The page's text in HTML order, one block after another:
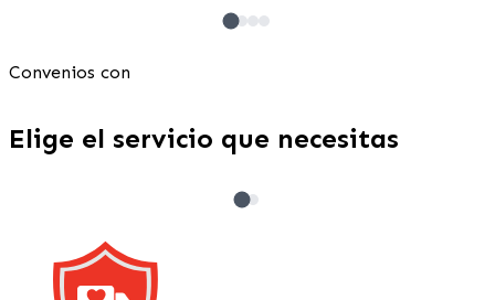
Convenios con
Elige el servicio que necesitas
Embalamos y llevamos tus cosas a la bodega. No incluye
cajas.
Bodega sin transporte
Tú llevas las cosas a la bodega.